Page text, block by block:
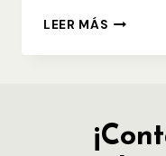
LEER MÁSLA
OBJETO